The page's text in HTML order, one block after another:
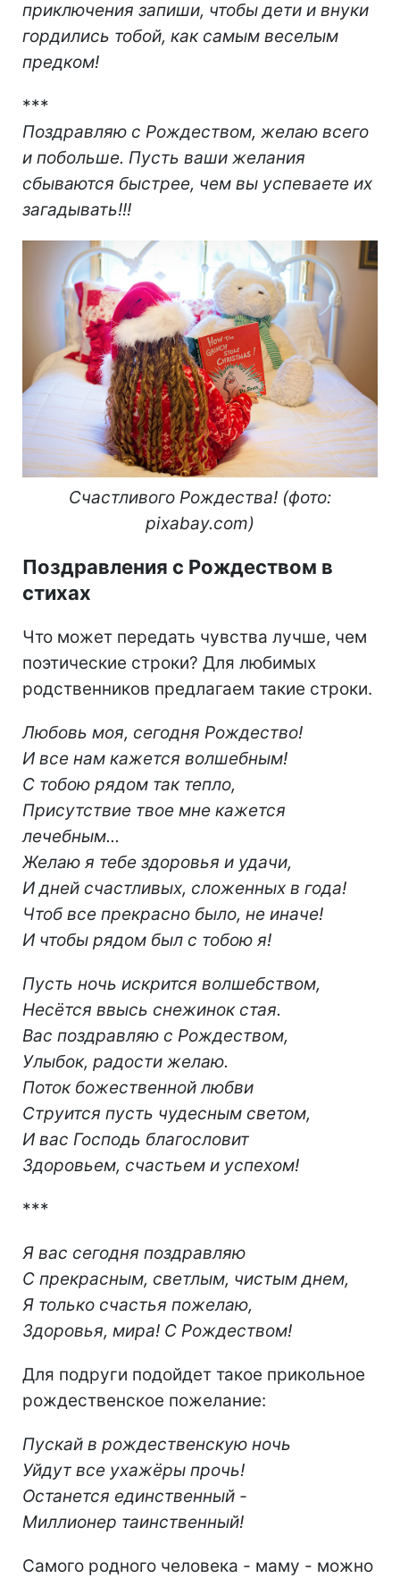
приключения запиши, чтобы дети и внуки
гордились тобой, как самым веселым
предком!
***
Поздравляю с Рождеством, желаю всего
и побольше. Пусть ваши желания
сбываются быстрее, чем вы успеваете их
загадывать!!!
Счастливого Рождества! (фото:
pixabay.com)
Поздравления с Рождеством в
стихах
Что может передать чувства лучше, чем
поэтические строки? Для любимых
родственников предлагаем такие строки.
Любовь моя, сегодня Рождество!
И все нам кажется волшебным!
С тобою рядом так тепло,
Присутствие твое мне кажется
лечебным...
Желаю я тебе здоровья и удачи,
И дней счастливых, сложенных в года!
Чтоб все прекрасно было, не иначе!
И чтобы рядом был с тобою я!
Пусть ночь искрится волшебством,
Несётся ввысь снежинок стая.
Вас поздравляю с Рождеством,
Улыбок, радости желаю.
Поток божественной любви
Струится пусть чудесным светом,
И вас Господь благословит
Здоровьем, счастьем и успехом!
***
Я вас сегодня поздравляю
С прекрасным, светлым, чистым днем,
Я только счастья пожелаю,
Здоровья, мира! С Рождеством!
Для подруги подойдет такое прикольное
рождественское пожелание:
Пускай в рождественскую ночь
Уйдут все ухажёры прочь!
Останется единственный -
Миллионер таинственный!
Самого родного человека - маму - можно